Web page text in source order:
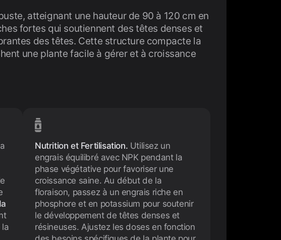
atteignant une hauteur de 90 à 120 cm en
fortes qui soutiennent des têtes denses et
des têtes. Cette structure compacte la
une plante facile à gérer et à croissance
la
Nutrition et Fertilisation. Utilisez un
engrais équilibré avec NPK pendant la
phase végétative pour favoriser une
croissance saine. Au début de la
floraison, passez à un engrais riche en
phosphore et en potassium pour soutenir
le développement de têtes denses et
résineuses. Ajustez les doses en fonction